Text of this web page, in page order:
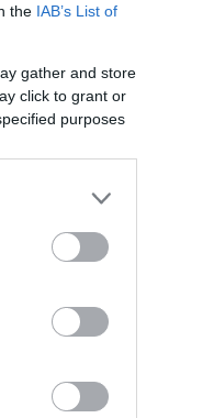
the IAB’s List of
gather and store
click to grant or
purposes
EGY DÜHÖS
UNIVERZÁLIS
ÚJ BOB DYLAN-
ZENE LÉLEKNEK
AUTENTIKUS
SZOMORKODÁS
KATATONIA ÚJ
CROCODILE
HALLGASD MEG
MA MEGJELENT
DALRA!
A
ELLOPOTT
DALRA A